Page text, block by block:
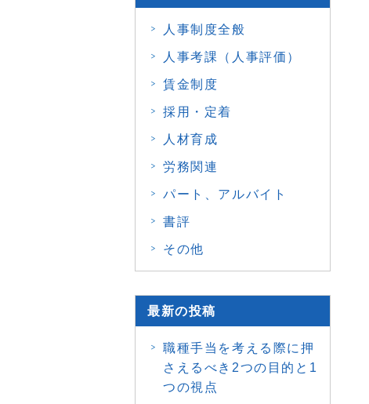
人事制度全般
人事考課（人事評価）
賃金制度
採用・定着
人材育成
労務関連
パート、アルバイト
書評
その他
最新の投稿
職種手当を考える際に押
さえるべき2つの目的と1
つの視点